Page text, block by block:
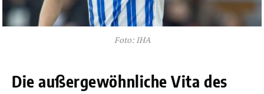
Foto: IHA
Die außergewöhnliche Vita des